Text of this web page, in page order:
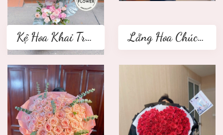
Kệ Hoa Khai Trương 2 tầng Lẵng Hoa Chúc Mừng